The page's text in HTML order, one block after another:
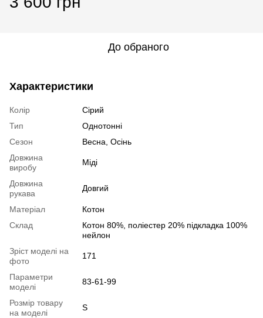
До обраного
Характеристики
Колір
Сірий
Тип
Однотонні
Сезон
Весна, Осінь
Довжина
виробу
Міді
Довжина
рукава
Довгий
Матеріал
Котон
Склад
Котон 80%, поліестер 20% підкладка 100%
нейлон
Зріст моделі на
фото
171
Параметри
моделі
83-61-99
Розмір товару
на моделі
S